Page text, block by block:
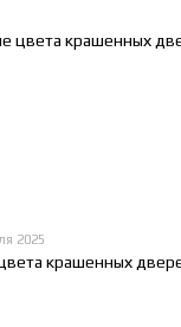
2025
крашенных